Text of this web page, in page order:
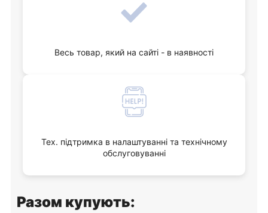
Весь товар, який на сайті - в наявності
Тех. підтримка в налаштуванні та технічному
обслуговуванні
Разом купують: